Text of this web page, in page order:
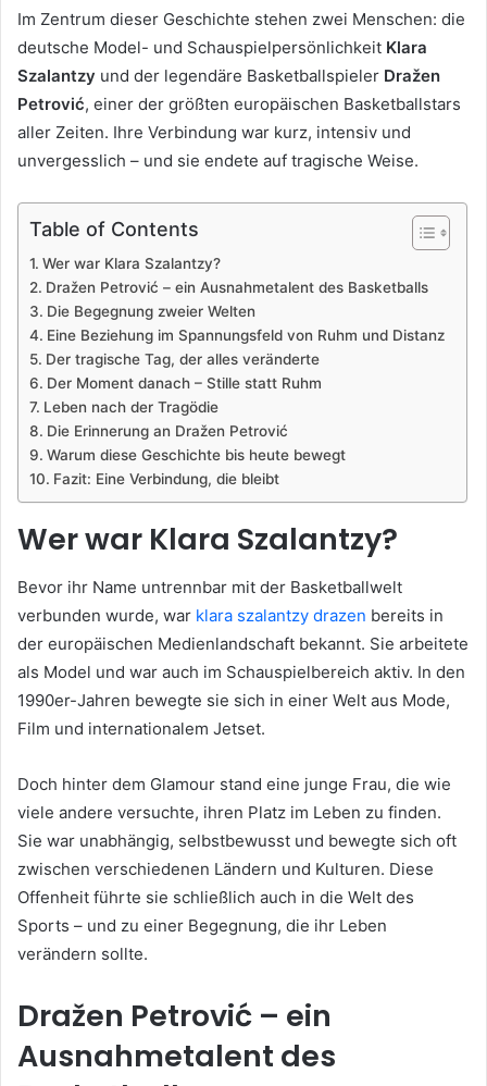
Im Zentrum dieser Geschichte stehen zwei Menschen: die
deutsche Model- und Schauspielpersönlichkeit Klara
Szalantzy und der legendäre Basketballspieler Dražen
Petrović, einer der größten europäischen Basketballstars
aller Zeiten. Ihre Verbindung war kurz, intensiv und
unvergesslich – und sie endete auf tragische Weise.
Table of Contents
Wer war Klara Szalantzy?
Dražen Petrović – ein Ausnahmetalent des Basketballs
Die Begegnung zweier Welten
Eine Beziehung im Spannungsfeld von Ruhm und Distanz
Der tragische Tag, der alles veränderte
Der Moment danach – Stille statt Ruhm
Leben nach der Tragödie
Die Erinnerung an Dražen Petrović
Warum diese Geschichte bis heute bewegt
Fazit: Eine Verbindung, die bleibt
Wer war Klara Szalantzy?
Bevor ihr Name untrennbar mit der Basketballwelt
verbunden wurde, war klara szalantzy drazen bereits in
der europäischen Medienlandschaft bekannt. Sie arbeitete
als Model und war auch im Schauspielbereich aktiv. In den
1990er-Jahren bewegte sie sich in einer Welt aus Mode,
Film und internationalem Jetset.
Doch hinter dem Glamour stand eine junge Frau, die wie
viele andere versuchte, ihren Platz im Leben zu finden.
Sie war unabhängig, selbstbewusst und bewegte sich oft
zwischen verschiedenen Ländern und Kulturen. Diese
Offenheit führte sie schließlich auch in die Welt des
Sports – und zu einer Begegnung, die ihr Leben
verändern sollte.
Dražen Petrović – ein
Ausnahmetalent des